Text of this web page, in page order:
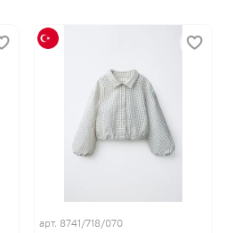
арт. 8741/718/070